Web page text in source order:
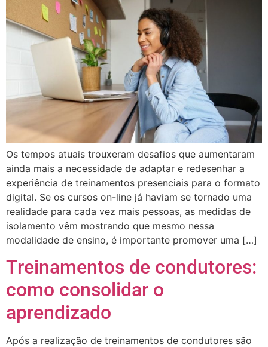
Os tempos atuais trouxeram desafios que aumentaram
ainda mais a necessidade de adaptar e redesenhar a
experiência de treinamentos presenciais para o formato
digital. Se os cursos on-line já haviam se tornado uma
realidade para cada vez mais pessoas, as medidas de
isolamento vêm mostrando que mesmo nessa
modalidade de ensino, é importante promover uma […]
Treinamentos de condutores:
como consolidar o
aprendizado
Após a realização de treinamentos de condutores são